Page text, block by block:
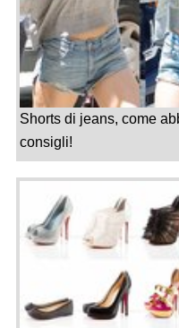
Shorts di jeans, come
consigli!